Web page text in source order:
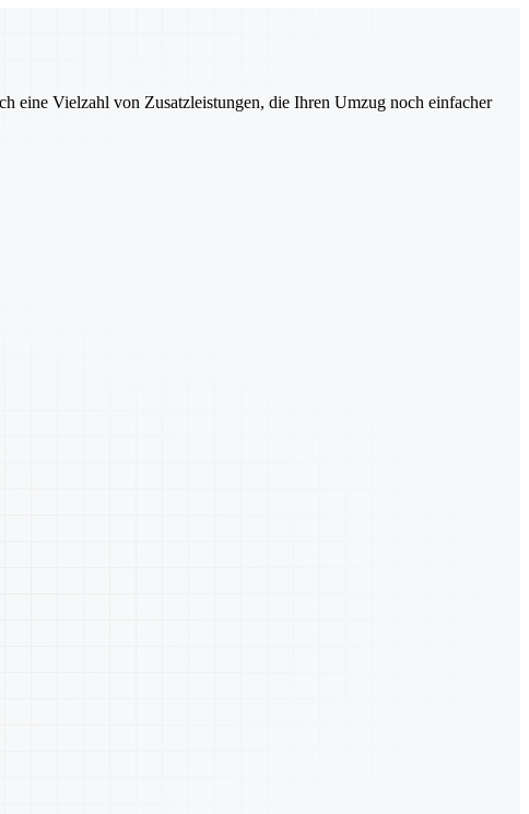
eine Vielzahl von Zusatzleistungen, die Ihren Umzug noch einfacher